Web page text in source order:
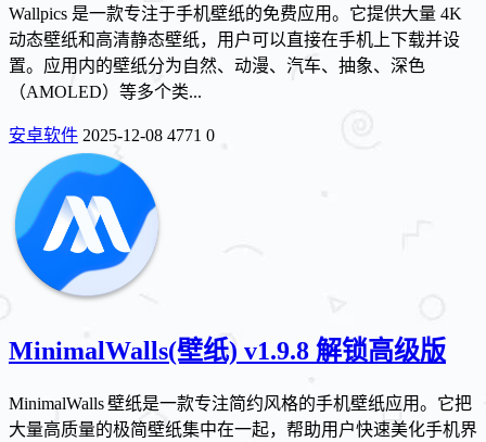
Wallpics 是一款专注于手机壁纸的免费应用。它提供大量 4K
动态壁纸和高清静态壁纸，用户可以直接在手机上下载并设
置。应用内的壁纸分为自然、动漫、汽车、抽象、深色
（AMOLED）等多个类...
安卓软件 2025-12-08 4771 0
MinimalWalls(壁纸) v1.9.8 解锁高级版
MinimalWalls 壁纸是一款专注简约风格的手机壁纸应用。它把
大量高质量的极简壁纸集中在一起，帮助用户快速美化手机界